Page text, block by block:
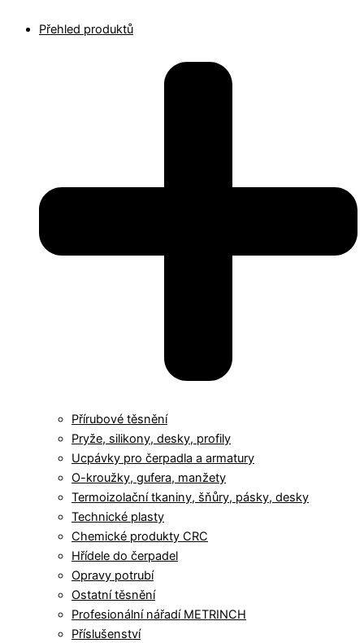
Přehled produktů
Přírubové těsnění
Pryže, silikony, desky, profily
Ucpávky pro čerpadla a armatury
O-kroužky, gufera, manžety
Termoizolační tkaniny, šňůry, pásky, desky
Technické plasty
Chemické produkty CRC
Hřídele do čerpadel
Opravy potrubí
Ostatní těsnění
Profesionální nářadí METRINCH
Příslušenství